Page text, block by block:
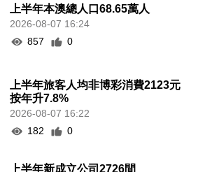
上半年本澳總人口68.65萬人
2026-08-07 16:24
857
0
上半年旅客人均非博彩消費2123元
按年升7.8%
2026-08-07 16:22
182
0
上半年新成立公司2726間